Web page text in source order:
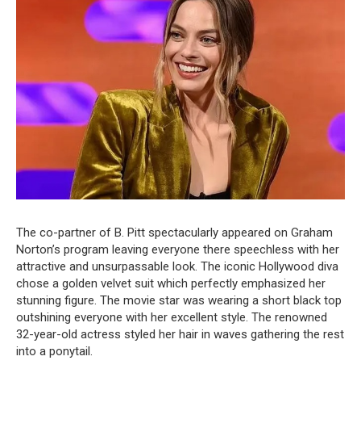
The co-partner of B. Pitt spectacularly appeared on Graham
Norton’s program leaving everyone there speechless with her
attractive and unsurpassable look. The iconic Hollywood diva
chose a golden velvet suit which perfectly emphasized her
stunning figure. The movie star was wearing a short black top
outshining everyone with her excellent style. The renowned
32-year-old actress styled her hair in waves gathering the rest
into a ponytail.